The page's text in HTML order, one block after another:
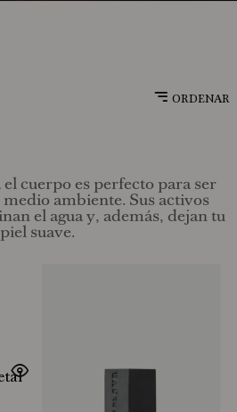
cuerpo es perfecto para ser
ambiente. Sus activos
el agua y, además, dejan tu
piel suave.